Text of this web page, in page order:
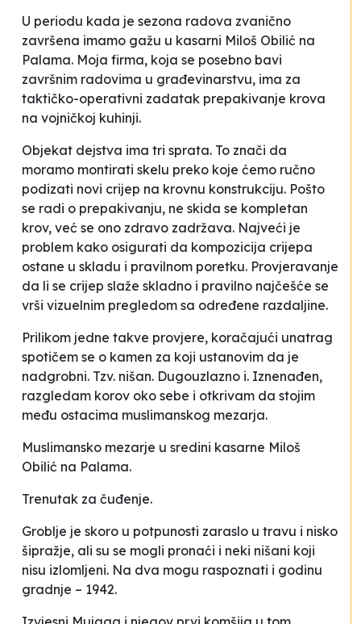
U periodu kada je sezona radova zvanično
završena imamo gažu u kasarni Miloš Obilić na
Palama. Moja firma, koja se posebno bavi
završnim radovima u građevinarstvu, ima za
taktičko-operativni zadatak prepakivanje krova
na vojničkoj kuhinji.
Objekat dejstva ima tri sprata. To znači da
moramo montirati skelu preko koje ćemo ručno
podizati novi crijep na krovnu konstrukciju. Pošto
se radi o prepakivanju, ne skida se kompletan
krov, već se ono zdravo zadržava. Najveći je
problem kako osigurati da kompozicija crijepa
ostane u skladu i pravilnom poretku. Provjeravanje
da li se crijep slaže skladno i pravilno najčešće se
vrši vizuelnim pregledom sa određene razdaljine.
Prilikom jedne takve provjere, koračajući unatrag
spotičem se o kamen za koji ustanovim da je
nadgrobni. Tzv. nišan. Dugouzlazno i. Iznenađen,
razgledam korov oko sebe i otkrivam da stojim
među ostacima muslimanskog mezarja.
Muslimansko mezarje u sredini kasarne Miloš
Obilić na Palama.
Trenutak za čuđenje.
Groblje je skoro u potpunosti zaraslo u travu i nisko
šipražje, ali su se mogli pronaći i neki nišani koji
nisu izlomljeni. Na dva mogu raspoznati i godinu
gradnje – 1942.